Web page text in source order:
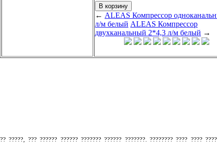
← ALEAS Компрессор
л/м белый ALEAS Компрессор
двухканальный 2*4,3 л/м белый →
?? ?????, ??? ?????? ?????? ??????? ?????? ???????. ???????? ???? ????